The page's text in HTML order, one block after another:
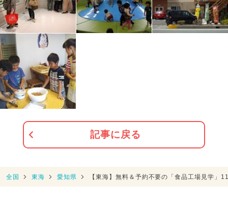
記事に戻る
全国 東海 愛知県 【東海】無料＆予約不要の「食品工場見学